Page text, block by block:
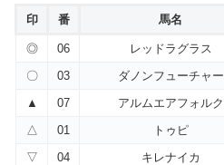
印 番 馬名
◎ 06 レッドラグラス
〇
03 ダノンフューチャー
▲
07 アルムエアフォルク
△
01 トゥピ
▽
04 キレナイカ